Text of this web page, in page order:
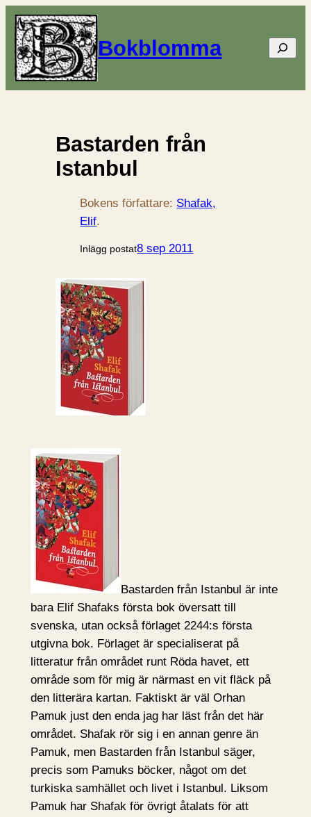
Bokblomma Sök
Bastarden från
Istanbul
Bokens författare: Shafak,
Elif.
Inlägg postat8 sep 2011
Bastarden från Istanbul är inte
bara Elif Shafaks första bok översatt till
svenska, utan också förlaget 2244:s första
utgivna bok. Förlaget är specialiserat på
litteratur från området runt Röda havet, ett
område som för mig är närmast en vit fläck på
den litterära kartan. Faktiskt är väl Orhan
Pamuk just den enda jag har läst från det här
området. Shafak rör sig i en annan genre än
Pamuk, men Bastarden från Istanbul säger,
precis som Pamuks böcker, något om det
turkiska samhället och livet i Istanbul. Liksom
Pamuk har Shafak för övrigt åtalats för att